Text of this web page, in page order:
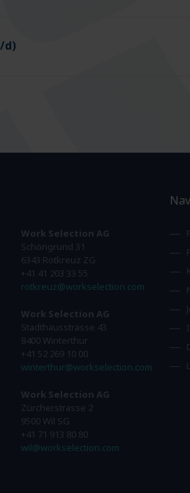
d)
Work Selection AG
Schöngrund 31
6343 Rotkreuz ZG
+41 41 203 33 55
rotkreuz@workselection.com
Work Selection AG
Stadthausstrasse 43
8400 Winterthur
+41 52 269 10 00
winterthur@workselection.com
Work Selection AG
Zürcherstrasse 2
9500 Wil SG
+41 71 913 80 80
wil@workselection.com